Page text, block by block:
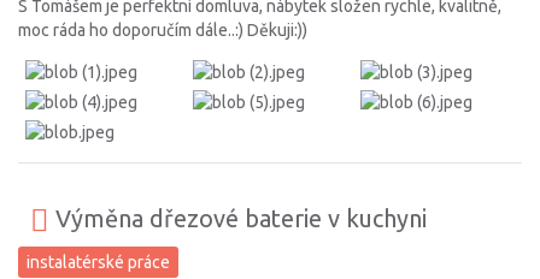
S Tomášem je perfektní domluva, nábytek složen rychle, kvalitně,
moc ráda ho doporučím dále..:) Děkuji:))
Výměna dřezové baterie v kuchyni
instalatérské práce